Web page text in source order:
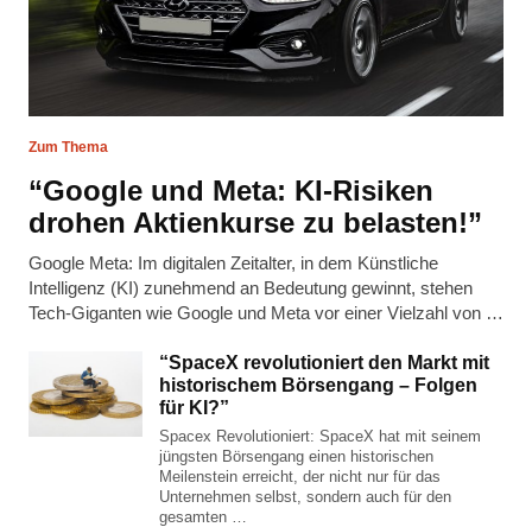
Zum Thema
“Google und Meta: KI-Risiken
drohen Aktienkurse zu belasten!”
Google Meta: Im digitalen Zeitalter, in dem Künstliche
Intelligenz (KI) zunehmend an Bedeutung gewinnt, stehen
Tech-Giganten wie Google und Meta vor einer Vielzahl von …
“SpaceX revolutioniert den Markt mit
historischem Börsengang – Folgen
für KI?”
Spacex Revolutioniert: SpaceX hat mit seinem
jüngsten Börsengang einen historischen
Meilenstein erreicht, der nicht nur für das
Unternehmen selbst, sondern auch für den
gesamten …